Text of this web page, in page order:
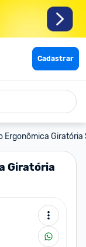
Cadastrar
Ergonômica
Giratória